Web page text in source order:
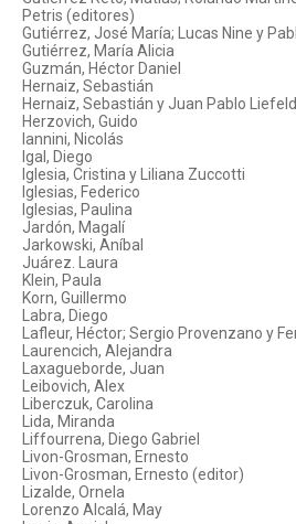
Petris (editores)
Gutiérrez, José María; Lucas Nine y
Gutiérrez, María Alicia
Guzmán, Héctor Daniel
Hernaiz, Sebastián
Hernaiz, Sebastián y Juan Pablo Liefeld
Herzovich, Guido
Iannini, Nicolás
Igal, Diego
Iglesia, Cristina y Liliana Zuccotti
Iglesias, Federico
Iglesias, Paulina
Jardón, Magalí
Jarkowski, Aníbal
Juárez. Laura
Klein, Paula
Korn, Guillermo
Labra, Diego
Lafleur, Héctor; Sergio Provenzano y
Laurencich, Alejandra
Laxagueborde, Juan
Leibovich, Alex
Liberczuk, Carolina
Lida, Miranda
Liffourrena, Diego Gabriel
Livon-Grosman, Ernesto
Livon-Grosman, Ernesto (editor)
Lizalde, Ornela
Lorenzo Alcalá, May